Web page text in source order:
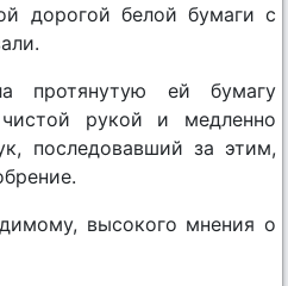
дорогой белой бумаги с
протянутую ей бумагу
рукой и медленно
последовавший за этим,
высокого мнения о